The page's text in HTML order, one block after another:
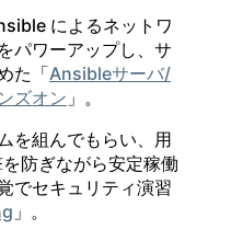
によるネットワ
パワーアップし、サ
た「Ansibleサーバ/
ズオン 」。
を組んでもらい、用
防ぎながら安定稼働
でセキュリティ演習
」。